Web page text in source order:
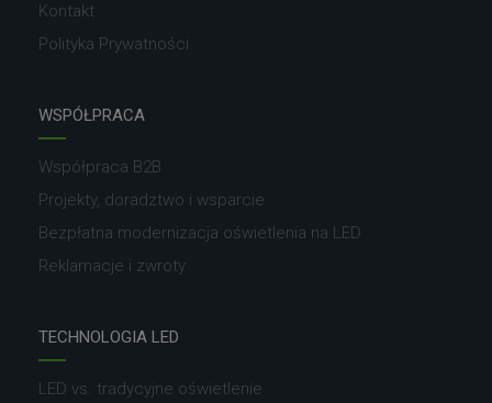
Kontakt
Polityka Prywatności
WSPÓŁPRACA
Współpraca B2B
Projekty, doradztwo i wsparcie
Bezpłatna modernizacja oświetlenia na LED
Reklamacje i zwroty
TECHNOLOGIA LED
LED vs. tradycyjne oświetlenie